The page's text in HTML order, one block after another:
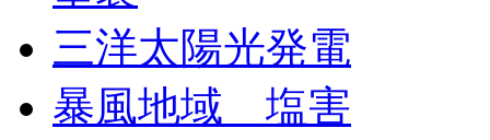
三洋太陽光発電
暴風地域 塩害